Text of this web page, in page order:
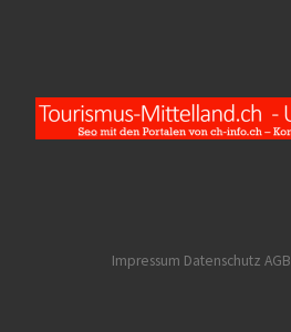
Impressum Datenschutz AGB